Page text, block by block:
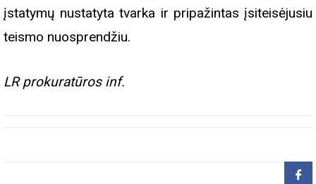
įstatymų nustatyta tvarka ir pripažintas įsiteisėjusiu
teismo nuosprendžiu.
LR prokuratūros inf.